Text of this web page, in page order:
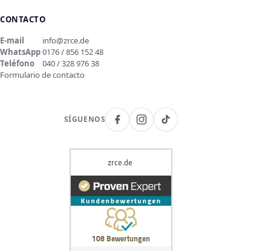
CONTACTO
E-mail
info@zrce.de
WhatsApp0176 / 856 152 48
Teléfono
040 / 328 976 38
Formulario de contacto
SÍGUENOS